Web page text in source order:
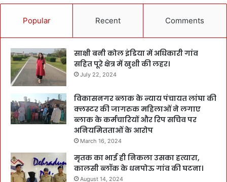
Popular Recent Comments
साक्षी बनी कोल इंडिया में अधिकारी गांव
सहित पूरे क्षेत्र में खुशी की लहर।
July 22, 2024
विकासनगर ब्लाक के न्याय पंचायत लांघा की
क्लस्टर की जागरुक महिलाओं ने लगाए
ब्लाक के कर्मचारियों और रिप सचिव पर
अनियमितताओं के आरोप
March 16, 2024
मृतक का भाई ही निकला उसका हत्यारा,
कालसी ब्लॉक के धनपोऊ गांव की घटना।
August 14, 2024